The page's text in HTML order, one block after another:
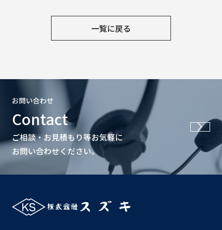
一覧に戻る
お問い合わせ
Contact
ご相談・お見積もり等お気軽に
お問い合わせください。